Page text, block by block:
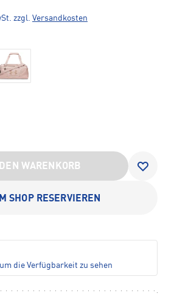
zzgl. Versandkosten
DEN WARENKORB
IM SHOP RESERVIEREN
die Verfügbarkeit zu sehen